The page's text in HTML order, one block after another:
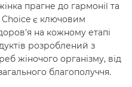
прагне до гармонії та
Choice є ключовим
на кожному етапі
розроблений з
жіночого організму, від
благополуччя.